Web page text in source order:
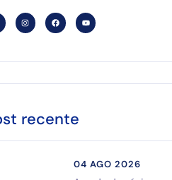
recente
04 AGO 2026